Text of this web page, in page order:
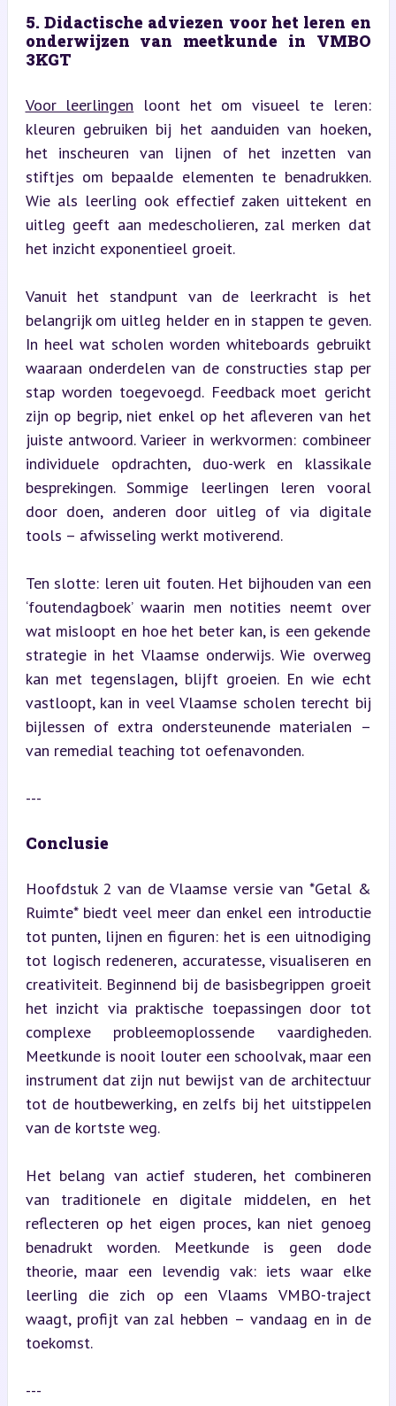
5. Didactische adviezen voor het leren en
onderwijzen van meetkunde in VMBO
3KGT
Voor leerlingen loont het om visueel te leren:
kleuren gebruiken bij het aanduiden van hoeken,
het inscheuren van lijnen of het inzetten van
stiftjes om bepaalde elementen te benadrukken.
Wie als leerling ook effectief zaken uittekent en
uitleg geeft aan medescholieren, zal merken dat
het inzicht exponentieel groeit.
Vanuit het standpunt van de leerkracht is het
belangrijk om uitleg helder en in stappen te geven.
In heel wat scholen worden whiteboards gebruikt
waaraan onderdelen van de constructies stap per
stap worden toegevoegd. Feedback moet gericht
zijn op begrip, niet enkel op het afleveren van het
juiste antwoord. Varieer in werkvormen: combineer
individuele opdrachten, duo-werk en klassikale
besprekingen. Sommige leerlingen leren vooral
door doen, anderen door uitleg of via digitale
tools – afwisseling werkt motiverend.
Ten slotte: leren uit fouten. Het bijhouden van een
‘foutendagboek’ waarin men notities neemt over
wat misloopt en hoe het beter kan, is een gekende
strategie in het Vlaamse onderwijs. Wie overweg
kan met tegenslagen, blijft groeien. En wie echt
vastloopt, kan in veel Vlaamse scholen terecht bij
bijlessen of extra ondersteunende materialen –
van remedial teaching tot oefenavonden.
---
Conclusie
Hoofdstuk 2 van de Vlaamse versie van *Getal &
Ruimte* biedt veel meer dan enkel een introductie
tot punten, lijnen en figuren: het is een uitnodiging
tot logisch redeneren, accuratesse, visualiseren en
creativiteit. Beginnend bij de basisbegrippen groeit
het inzicht via praktische toepassingen door tot
complexe probleemoplossende vaardigheden.
Meetkunde is nooit louter een schoolvak, maar een
instrument dat zijn nut bewijst van de architectuur
tot de houtbewerking, en zelfs bij het uitstippelen
van de kortste weg.
Het belang van actief studeren, het combineren
van traditionele en digitale middelen, en het
reflecteren op het eigen proces, kan niet genoeg
benadrukt worden. Meetkunde is geen dode
theorie, maar een levendig vak: iets waar elke
leerling die zich op een Vlaams VMBO-traject
waagt, profijt van zal hebben – vandaag en in de
toekomst.
---